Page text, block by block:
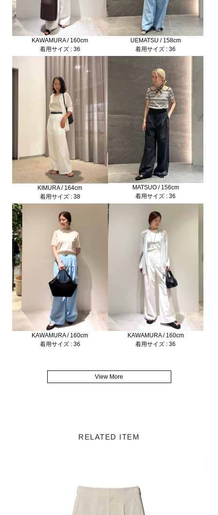
KAWAMURA / 160cm
着用サイズ : 36
UEMATSU / 158cm
着用サイズ : 36
KIMURA / 164cm
着用サイズ : 38
MATSUO / 156cm
着用サイズ : 36
KAWAMURA / 160cm
着用サイズ : 36
KAWAMURA / 160cm
着用サイズ : 36
View More
RELATED ITEM